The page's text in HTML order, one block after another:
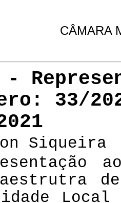
CÂMARA
-
: 33/
Siqueira